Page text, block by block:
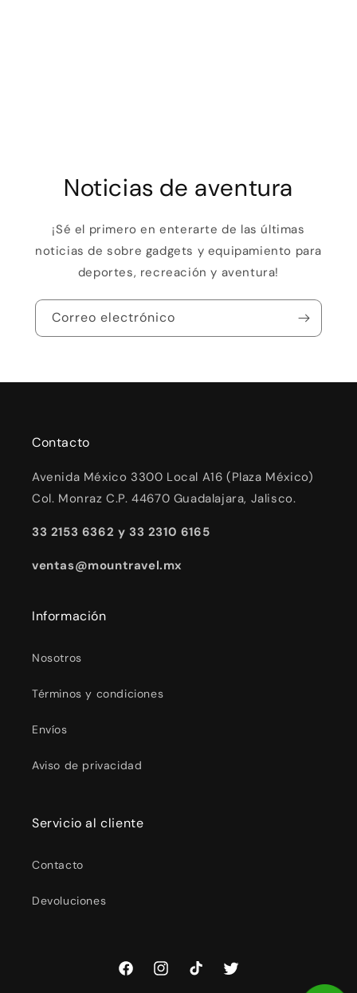
Noticias de aventura
¡Sé el primero en enterarte de las últimas
noticias de sobre gadgets y equipamiento para
deportes, recreación y aventura!
Correo electrónico
Contacto
Avenida México 3300 Local A16 (Plaza México)
Col. Monraz C.P. 44670 Guadalajara, Jalisco.
33 2153 6362 y 33 2310 6165
ventas@mountravel.mx
Información
Nosotros
Términos y condiciones
Envíos
Aviso de privacidad
Servicio al cliente
Contacto
Devoluciones
FacebookInstagramTikTok Twitter